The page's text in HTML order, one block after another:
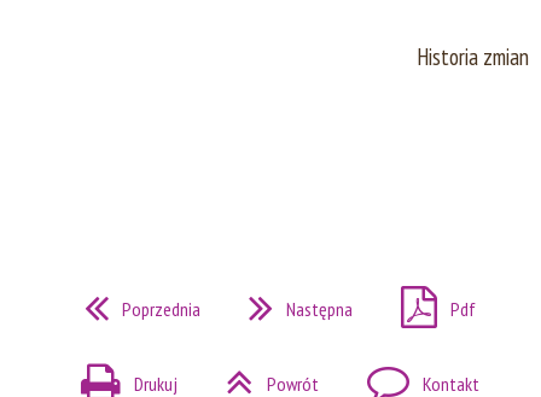
Historia zmian
Poprzednia Następna Pdf
Drukuj Powrót Kontakt